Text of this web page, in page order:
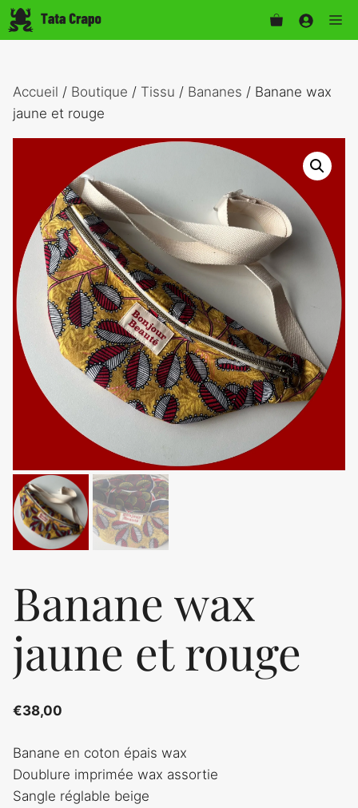
Aller
au
Accueil / Boutique / Tissu / Bananes / Banane wax
jaune et rouge
Banane wax
jaune et rouge
€38,00
Banane en coton épais wax
Doublure imprimée wax assortie
Sangle réglable beige